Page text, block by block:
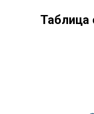
Таблица